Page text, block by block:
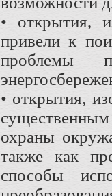
• открытия,
привели к
проблемы
• открытия,
охраны
также как
способы